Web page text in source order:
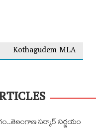
Kothagudem MLA
సర్కార్ నిర్ణయం